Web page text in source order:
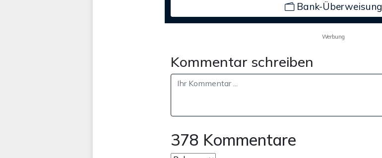
Bank-Überweisung
Werbung
Kommentar schreiben
378 Kommentare